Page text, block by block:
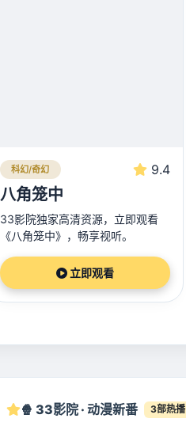
科幻/奇幻 9.4
八角笼中
33影院独家高清资源，立即观看
《八角笼中》，畅享视听。
立即观看
🍿 33影院 · 动漫新番 3部热播